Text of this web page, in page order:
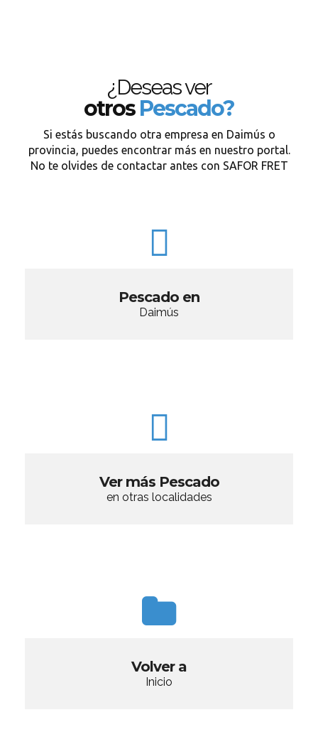
¿Deseas ver
otrosPescado?
Si estás buscando otra empresa en Daimús o
provincia, puedes encontrar más en nuestro portal.
No te olvides de contactar antes con SAFOR FRET
Pescado en
Daimús
Ver más Pescado
en otras localidades
Volver a
Inicio